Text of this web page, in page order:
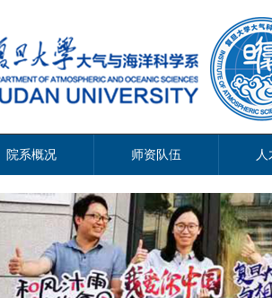
院系概况 师资队伍 人